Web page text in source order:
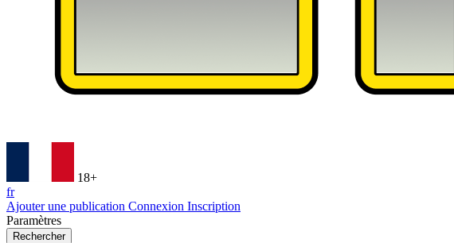
18+
fr
Ajouter une publication Connexion Inscription
Paramètres
Rechercher